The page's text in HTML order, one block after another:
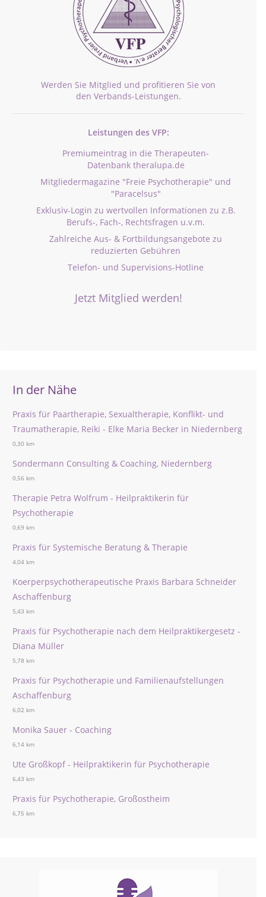
Werden Sie Mitglied und profitieren Sie von
den Verbands-Leistungen.
Leistungen des VFP:
Premiumeintrag in die Therapeuten-
Datenbank theralupa.de
Mitgliedermagazine "Freie Psychotherapie" und
"Paracelsus"
Exklusiv-Login zu wertvollen Informationen zu z.B.
Berufs-, Fach-, Rechtsfragen u.v.m.
Zahlreiche Aus- & Fortbildungsangebote zu
reduzierten Gebühren
Telefon- und Supervisions-Hotline
Jetzt Mitglied werden!
In der Nähe
Praxis für Paartherapie, Sexualtherapie, Konflikt- und
Traumatherapie, Reiki - Elke Maria Becker in Niedernberg
0,30 km
Sondermann Consulting & Coaching, Niedernberg
0,56 km
Therapie Petra Wolfrum - Heilpraktikerin für
Psychotherapie
0,69 km
Praxis für Systemische Beratung & Therapie
4,04 km
Koerperpsychotherapeutische Praxis Barbara Schneider
Aschaffenburg
5,43 km
Praxis für Psychotherapie nach dem Heilpraktikergesetz -
Diana Müller
5,78 km
Praxis für Psychotherapie und Familienaufstellungen
Aschaffenburg
6,02 km
Monika Sauer - Coaching
6,14 km
Ute Großkopf - Heilpraktikerin für Psychotherapie
6,43 km
Praxis für Psychotherapie, Großostheim
6,75 km